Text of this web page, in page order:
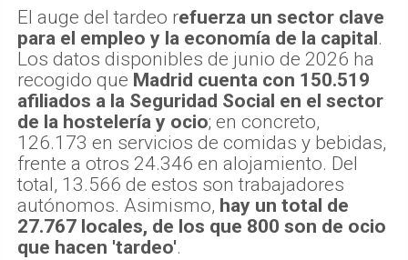
El auge del tardeo refuerza un sector clave
para el empleo y la economía de la capital .
Los datos disponibles de junio de 2026 ha
recogido que Madrid cuenta con 150.519
afiliados a la Seguridad Social en el sector
de la hostelería y ocio; en concreto,
126.173 en servicios de comidas y bebidas,
frente a otros 24.346 en alojamiento. Del
total, 13.566 de estos son trabajadores
autónomos. Asimismo, hay un total de
27.767 locales, de los que 800 son de ocio
que hacen 'tardeo'.